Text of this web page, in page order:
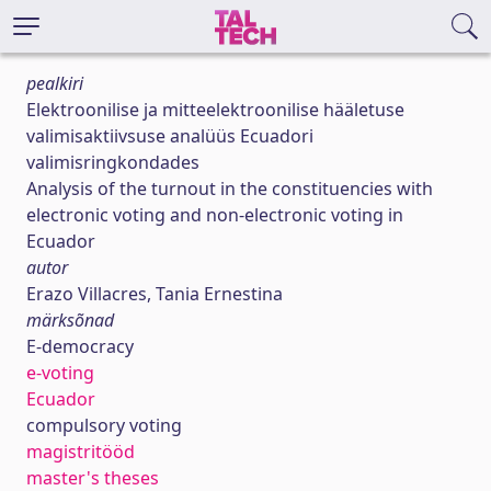
pealkiri
Elektroonilise ja mitteelektroonilise hääletuse
valimisaktiivsuse analüüs Ecuadori
valimisringkondades
Analysis of the turnout in the constituencies with
electronic voting and non-electronic voting in
Ecuador
autor
Erazo Villacres, Tania Ernestina
märksõnad
E-democracy
e-voting
Ecuador
compulsory voting
magistritööd
master's theses